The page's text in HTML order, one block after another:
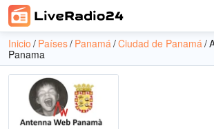
Inicio Países Panamá Ciudad de Panamá
Panama